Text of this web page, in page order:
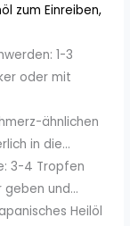
zum Einreiben,
1-3
oder mit
ähnlichen
in die...
3-4 Tropfen
geben und...
Heilöl